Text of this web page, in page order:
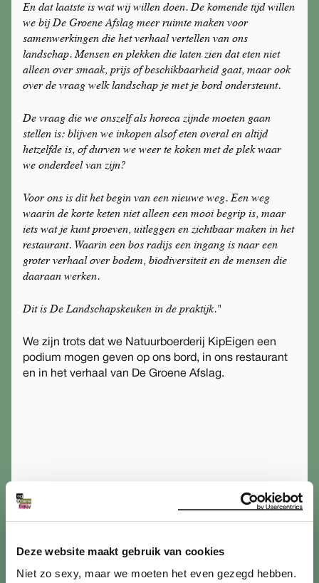
Deze website maakt gebruik van cookies
Niet zo sexy, maar we moeten het even gezegd hebben.
En dat laatste is wat wij willen doen. De komende tijd willen
we bij De Groene Afslag meer ruimte maken voor
samenwerkingen die het verhaal vertellen van ons
landschap. Mensen en plekken die laten zien dat eten niet
alleen over smaak, prijs of beschikbaarheid gaat, maar ook
over de vraag welk landschap je met je bord ondersteunt.
De vraag die we onszelf als horeca zijnde moeten gaan
stellen is: blijven we inkopen alsof eten overal en altijd
hetzelfde is, of durven we weer te koken met de plek waar
we onderdeel van zijn?
Voor ons is dit het begin van een nieuwe weg. Een weg
waarin de korte keten niet alleen een mooi begrip is, maar
iets wat je kunt proeven, uitleggen en zichtbaar maken in het
restaurant. Waarin een bos radijs een ingang is naar een
groter verhaal over bodem, biodiversiteit en de mensen die
daaraan werken.
Dit is De Landschapskeuken in de praktijk."
We zijn trots dat we Natuurboerderij KipEigen een
podium mogen geven op ons bord, in ons restaurant
en in het verhaal van De Groene Afslag.
Verder